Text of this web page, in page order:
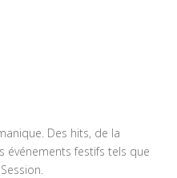
Des hits, de la
événements festifs tels que